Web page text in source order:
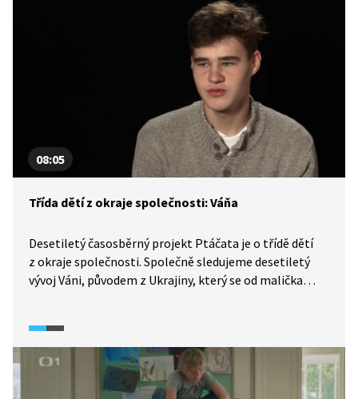
08:05
Třída dětí z okraje společnosti: Váňa
Desetiletý časosběrný projekt Ptáčata je o třídě dětí
z okraje společnosti. Společně sledujeme desetiletý
vývoj Váni, původem z Ukrajiny, který se od malička
cílevědomé děti a byl na sebe vždy přísný. A fungoval
také jako vzor pro mnohé spolužáky, na rozdíl
od kterých nemluvil ještě v první třídě česky. Spolužáci
si jej zvolili za předsedu třídy. Zůstal ale Váňa ve třídě